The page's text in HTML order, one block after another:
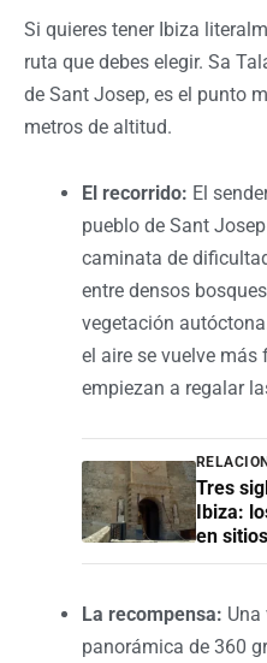
Si quieres tener Ibiza
ruta que debes elegir. Sa
de Sant Josep, es el punto
metros de altitud.
El recorrido: El
pueblo de Sant
caminata de
entre densos
vegetación
el aire se vuelve
empiezan a regalar
Tres
Ibiza:
en
La recompensa: Una
panorámica de 360